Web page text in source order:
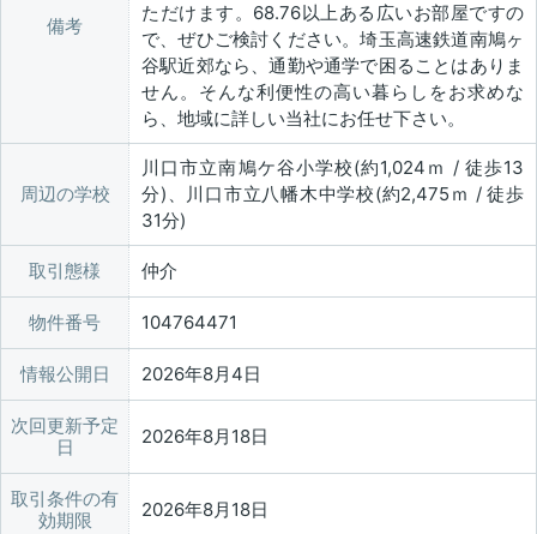
備考
ただけます。68.76以上ある広いお部屋ですの
で、ぜひご検討ください。埼玉高速鉄道南鳩ヶ
谷駅近郊なら、通勤や通学で困ることはありま
せん。そんな利便性の高い暮らしをお求めな
ら、地域に詳しい当社にお任せ下さい。
周辺の学校
川口市立南鳩ケ谷小学校(約1,024ｍ / 徒歩13
分)、川口市立八幡木中学校(約2,475ｍ / 徒歩
31分)
取引態様 仲介
物件番号 104764471
情報公開日 2026年8月4日
次回更新予定
日
2026年8月18日
取引条件の有
効期限
2026年8月18日